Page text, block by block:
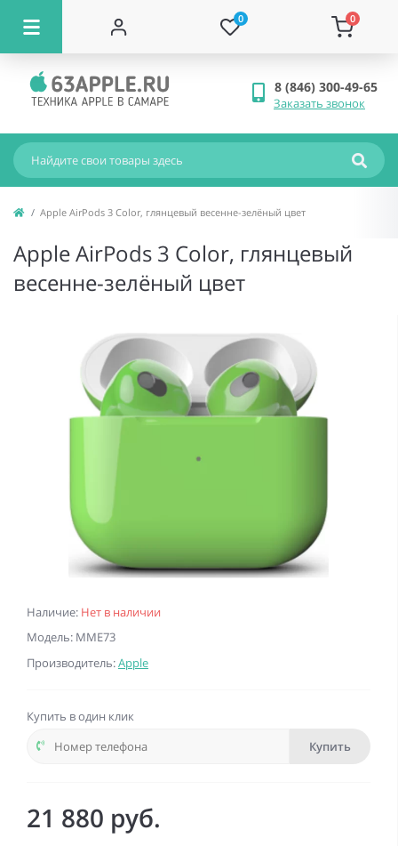
0 0
8 (846) 300-49-65
Заказать звонок
Apple AirPods 3 Color, глянцевый весенне-зелёный цвет
Apple AirPods 3 Color, глянцевый
весенне-зелёный цвет
Наличие: Нет в наличии
Модель: MME73
Производитель:Apple
Купить в один клик
Купить
21 880 руб.